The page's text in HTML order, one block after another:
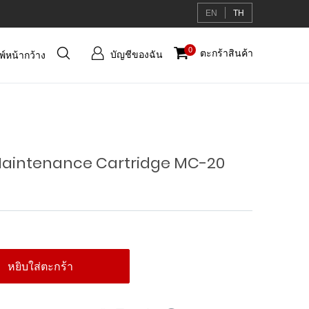
EN TH
หน้ากว้าง
บัญชี
ของ
บัญชีของฉัน ตะกร้าสินค้า
0
Cartridge MC-20
หยิบใส่ตะกร้า